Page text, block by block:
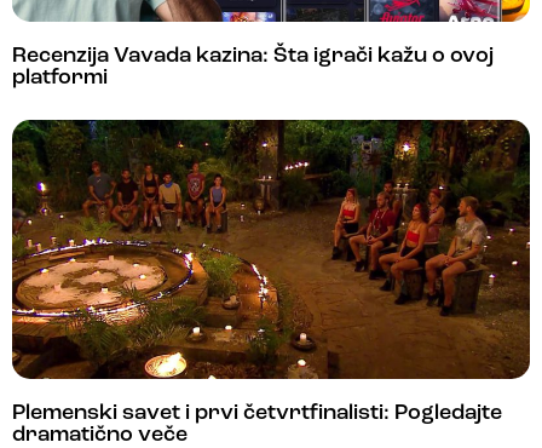
Recenzija Vavada kazina: Šta igrači kažu o ovoj
platformi
Plemenski savet i prvi četvrtfinalisti: Pogledajte
dramatično veče